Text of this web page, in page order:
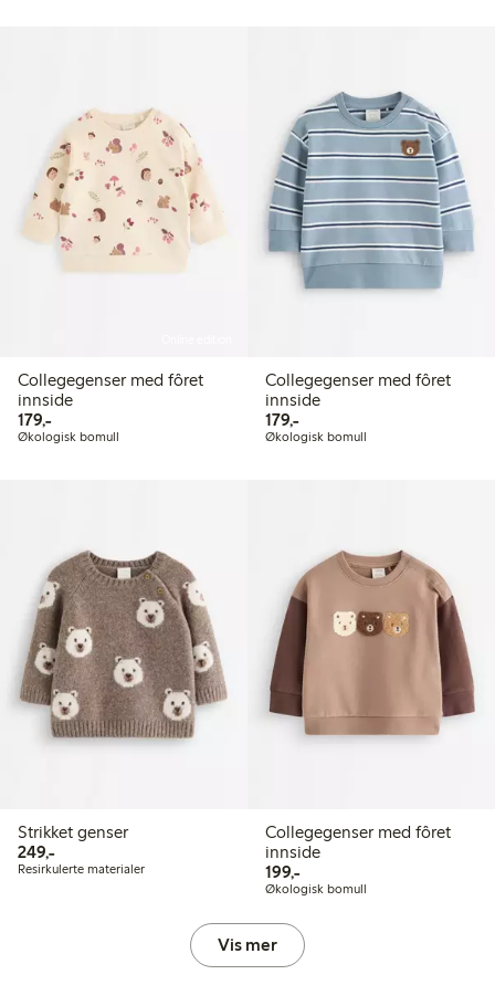
Collegegenser med fôret
innside
179,-179,00 kr
Økologisk bomull
Collegegenser med fôret
innside
179,-179,00 kr
Økologisk bomull
Strikket genser
249,-249,00 kr
Resirkulerte materialer
Collegegenser med fôret
innside
199,-199,00 kr
Økologisk bomull
Vis mer